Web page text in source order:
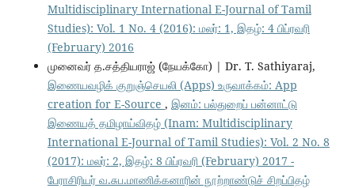
Multidisciplinary International E-Journal of Tamil
Studies): Vol. 1 No. 4 (2016): மலர்: 1, இதழ்: 4 பிப்ரவரி
(February) 2016
முனைவர் த.சத்தியராஜ் (நேயக்கோ) | Dr. T. Sathiyaraj,
இணையவழிக் குறுஞ்செயலி (Apps) உருவாக்கம்: App
creation for E-Source , இனம்: பல்துறைப் பன்னாட்டு
இணையத் தமிழாய்விதழ் (Inam: Multidisciplinary
International E-Journal of Tamil Studies): Vol. 2 No. 8
(2017): மலர்: 2, இதழ்: 8 பிப்ரவரி (February) 2017 -
பேராசிரியர் வ.சுப.மாணிக்கனாரின் நூற்றாண்டுச் சிறப்பிதழ்